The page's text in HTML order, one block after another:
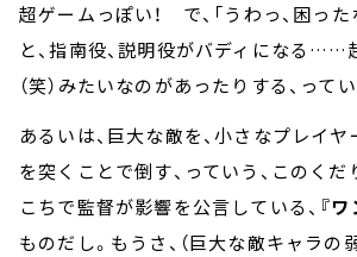
超ゲームっぽい！ で、「うわっ、困った
と、指南役、説明役がバディになる……
（笑）みたいなのがあったりする、ってい
あるいは、巨大な敵を、小さなプレイヤ
を突くことで倒す、っていう、このくだ
こちで監督が影響を公言している、 『
ものだし。もうさ、（巨大な敵キャラの